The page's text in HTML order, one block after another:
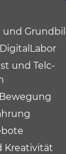
und
und Telc-
Kreativität